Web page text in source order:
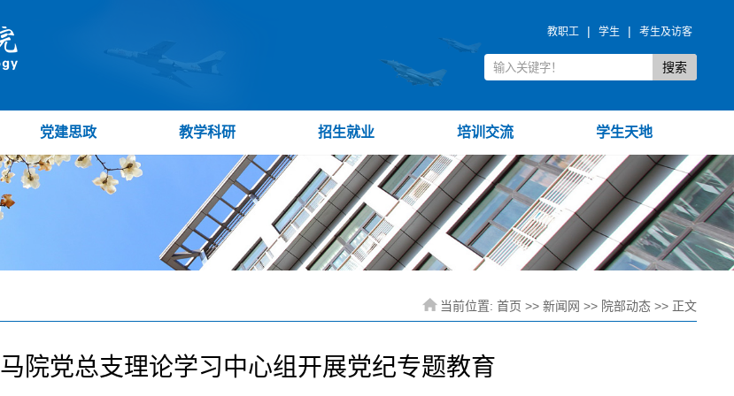
教职工 | 学生 | 考生及访客
党建思政 教学科研 招生就业 培训交流 学生天地
当前位置: 首页 >> 新闻网 >> 院部动态 >> 正文
马院党总支理论学习中心组开展党纪专题教育